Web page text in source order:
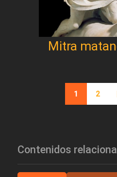
Mitra
Paginación
Página
1 2
Contenidos